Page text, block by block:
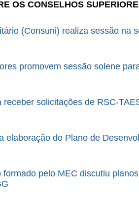
OS CONSELHOS
(Consuni) realiza sessão na
promovem sessão solene
receber solicitações de RSC-
elaboração do Plano de
formado pelo MEC discutiu